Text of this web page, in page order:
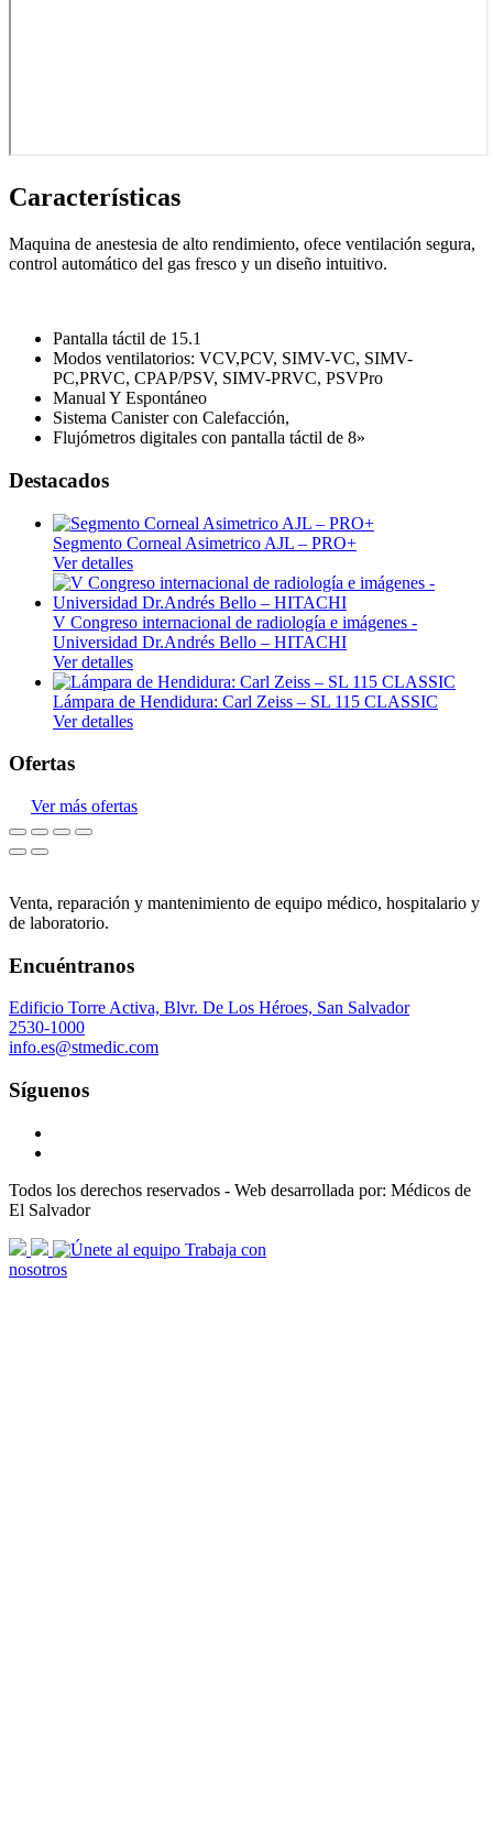
Características
Maquina de anestesia de alto rendimiento, ofece ventilación segura,
control automático del gas fresco y un diseño intuitivo.
Pantalla táctil de 15.1
Modos ventilatorios: VCV,PCV, SIMV-VC, SIMV-
PC,PRVC, CPAP/PSV, SIMV-PRVC, PSVPro
Manual Y Espontáneo
Sistema Canister con Calefacción,
Flujómetros digitales con pantalla táctil de 8»
Destacados
Segmento Corneal Asimetrico AJL – PRO+
Ver detalles
V Congreso internacional de radiología e imágenes -
Universidad Dr.Andrés Bello – HITACHI
Ver detalles
Lámpara de Hendidura: Carl Zeiss – SL 115 CLASSIC
Ver detalles
Ofertas
Ver más ofertas
Venta, reparación y mantenimiento de equipo médico, hospitalario y
de laboratorio.
Encuéntranos
Edificio Torre Activa, Blvr. De Los Héroes, San Salvador
2530-1000
info.es@stmedic.com
Síguenos
Todos los derechos reservados - Web desarrollada por: Médicos de
El Salvador
scroll
arrow
Trabaja con
nosotros